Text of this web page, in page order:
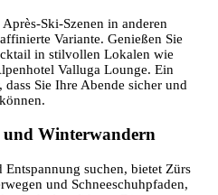
Ski-Szenen in anderen
Variante. Genießen Sie
in stilvollen Lokalen wie
Valluga Lounge. Ein
Sie Ihre Abende sicher und
und Winterwandern
suchen, bietet Zürs
und Schneeschuhpfaden,